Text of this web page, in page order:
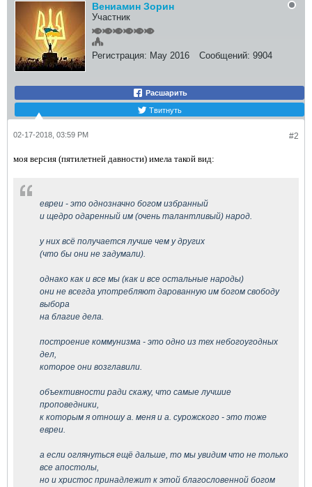
Вениамин Зорин
Участник
Регистрация: May 2016 Сообщений: 9904
Расшарить
Твитнуть
#2
02-17-2018, 03:59 PM
моя версия (пятилетней давности) имела такой вид:
евреи - это однозначно богом избранный
и щедро одаренный им (очень талантливый) народ.
у них всё получается лучше чем у других
(что бы они не задумали).
однако как и все мы (как и все остальные народы)
они не всегда употребляют дарованную им богом свободу
выбора
на благие дела.
построение коммунизма - это одно из тех небогоугодных
дел,
которое они возглавили.
объективности ради скажу, что самые лучшие
проповедники,
к которым я отношу а. меня и а. сурожского - это тоже
евреи.
а если оглянуться ещё дальше, то мы увидим что не только
все апостолы,
но и христос принадлежит к этой благословенной богом